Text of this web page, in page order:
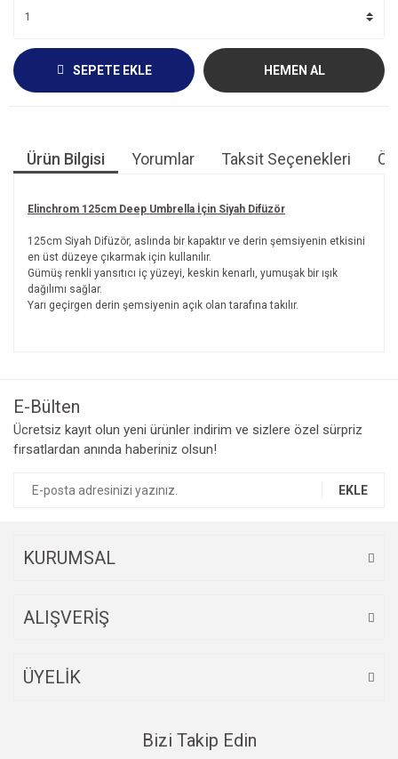
SEPETE EKLE HEMEN AL
Ürün Bilgisi Yorumlar Taksit Seçenekleri
Elinchrom 125cm Deep Umbrella İçin Siyah Difüzör
125cm Siyah Difüzör, aslında bir kapaktır ve derin şemsiyenin etkisini
en üst düzeye çıkarmak için kullanılır.
Gümüş renkli yansıtıcı iç yüzeyi, keskin kenarlı, yumuşak bir ışık
dağılımı sağlar.
Yarı geçirgen derin şemsiyenin açık olan tarafına takılır.
Ürün resmi kalitesiz, bozuk veya görüntülenemiyor.
Ürün açıklamasında eksik bilgiler bulunuyor.
E-Bülten
Ücretsiz kayıt olun yeni ürünler indirim ve sizlere özel sürpriz
fırsatlardan anında haberiniz olsun!
EKLE
KURUMSAL
ALIŞVERİŞ
ÜYELİK
Bizi Takip Edin